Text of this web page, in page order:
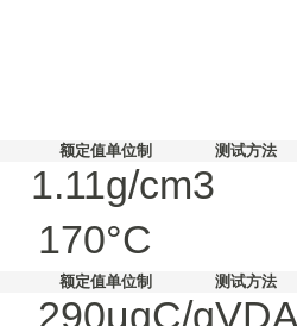
额定值单位制 测试方法
1.11g/cm3
170°C
额定值单位制 测试方法
290μgC/gVDA